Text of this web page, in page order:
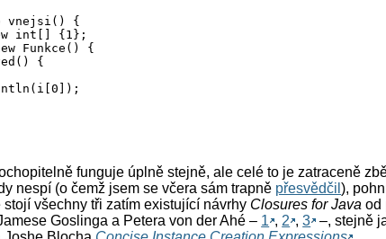
vnejsi() {
int[] {1};
Funkce() {
{
funguje úplně stejně, ale celé to je zatraceně
nespí (o čemž jsem se včera sám trapně přesvědčil),
všechny tři zatím existující návrhy Closures for Java od
Goslinga a Petera von der Ahé – 1 , 2 ,3 –, stejně